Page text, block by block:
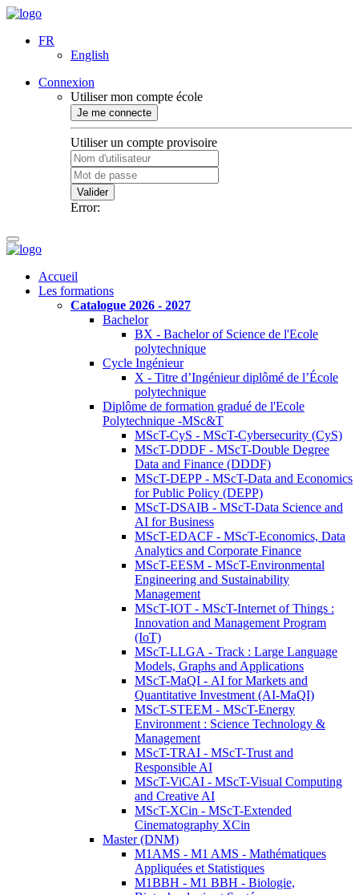
FR
English
Connexion
Utiliser mon compte école
Je me connecte
Utiliser un compte provisoire
Valider
Error:
Accueil
Les formations
Catalogue 2026 - 2027
Bachelor
BX - Bachelor of Science de l'Ecole
polytechnique
Cycle Ingénieur
X - Titre d’Ingénieur diplômé de l’École
polytechnique
Diplôme de formation gradué de l'Ecole
Polytechnique -MSc&T
MScT-CyS - MScT-Cybersecurity (CyS)
MScT-DDDF - MScT-Double Degree
Data and Finance (DDDF)
MScT-DEPP - MScT-Data and Economics
for Public Policy (DEPP)
MScT-DSAIB - MScT-Data Science and
AI for Business
MScT-EDACF - MScT-Economics, Data
Analytics and Corporate Finance
MScT-EESM - MScT-Environmental
Engineering and Sustainability
Management
MScT-IOT - MScT-Internet of Things :
Innovation and Management Program
(IoT)
MScT-LLGA - Track : Large Language
Models, Graphs and Applications
MScT-MaQI - AI for Markets and
Quantitative Investment (AI-MaQI)
MScT-STEEM - MScT-Energy
Environment : Science Technology &
Management
MScT-TRAI - MScT-Trust and
Responsible AI
MScT-ViCAI - MScT-Visual Computing
and Creative AI
MScT-XCin - MScT-Extended
Cinematography XCin
Master (DNM)
M1AMS - M1 AMS - Mathématiques
Appliquées et Statistiques
M1BBH - M1 BBH - Biologie,